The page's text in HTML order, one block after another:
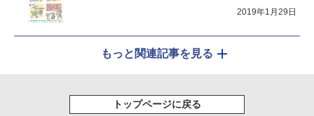
2019年1月29日
もっと関連記事を見る
トップページに戻る